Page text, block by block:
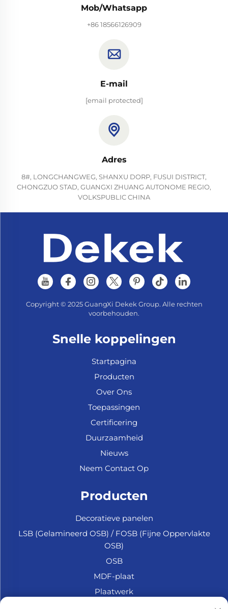
Mob/Whatsapp
+86 18566126909
E-mail
[email protected]
Adres
8#, LONGCHANGWEG, SHANXU DORP, FUSUI DISTRICT,
CHONGZUO STAD, GUANGXI ZHUANG AUTONOME REGIO,
VOLKSPUBLIC CHINA
Copyright © 2025 GuangXi Dekek Group. Alle rechten
voorbehouden.
Snelle koppelingen
Startpagina
Producten
Over Ons
Toepassingen
Certificering
Duurzaamheid
Nieuws
Neem Contact Op
Producten
Decoratieve panelen
LSB (Gelamineerd OSB) / FOSB (Fijne Oppervlakte
OSB)
OSB
MDF-plaat
Plaatwerk